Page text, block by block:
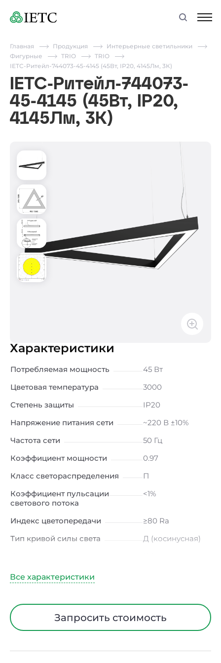
Главная Продукция
Интерьерные светильники
Фигурные
TRIO
TRIO
IETC-Ритейл-744073-45-4145 (45Вт, IP20, 4145Лм, 3К)
IETC-Ритейл-744073-
45-4145 (45Вт, IP20,
4145Лм, 3К)
Характеристики
Потребляемая мощность
45 Вт
Цветовая температура
3000
Степень защиты
IP20
Напряжение питания сети
~220 В ±10%
Частота сети
50 Гц
Коэффициент мощности
0.97
Класс светораспределения
П
Коэффициент пульсации
светового потока
<1%
Индекс цветопередачи
≥80 Ra
Тип кривой силы света
Д (косинусная)
Климатическое исполнение
Класс защиты от
электрического тока
I
Запросить стоимость